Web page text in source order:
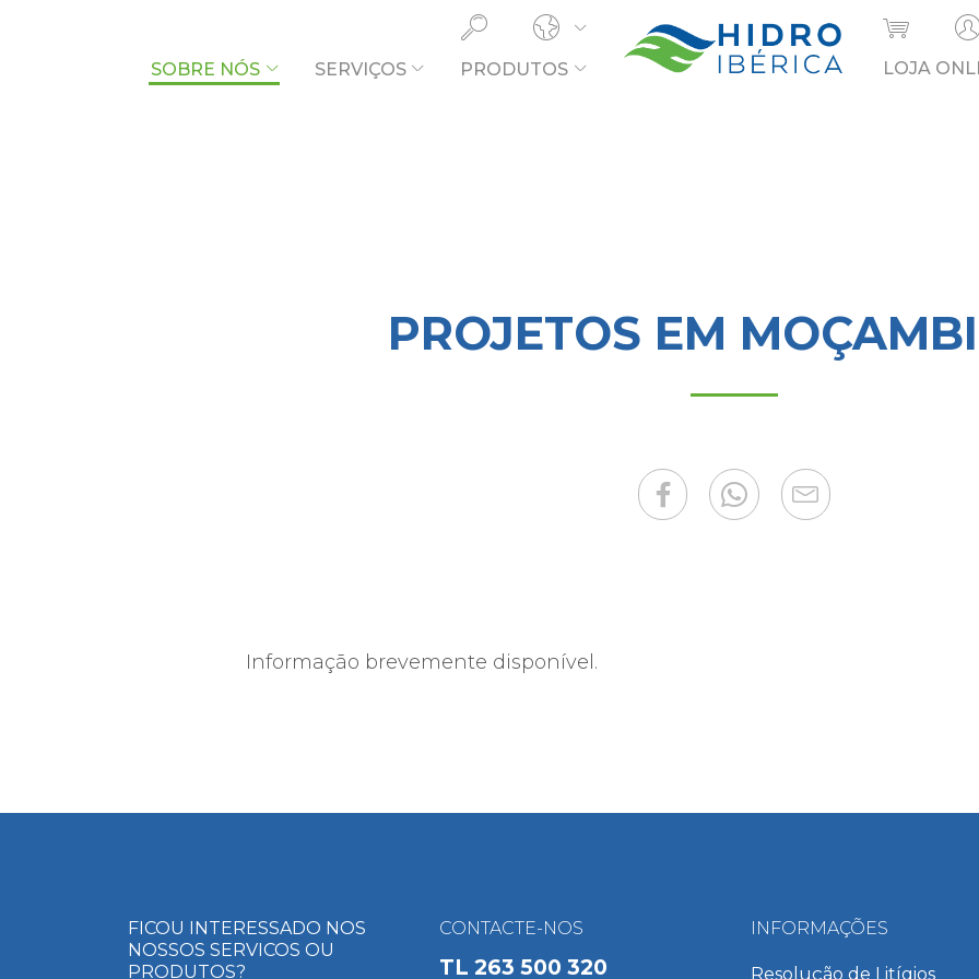
SOBRE NÓS SERVIÇOS PRODUTOS LOJA
PROJETOS EM
Informação brevemente disponível.
FICOU INTERESSADO NOS
NOSSOS SERVICOS OU
PRODUTOS?
CONTACTE-NOS
TL 263 500 320
INFORMAÇÕES
Resolução de Litígios
O QUE PROCURA?